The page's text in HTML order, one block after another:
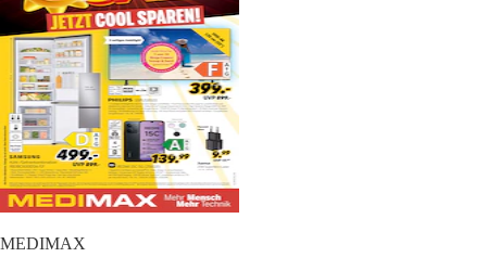
MEDIMAX